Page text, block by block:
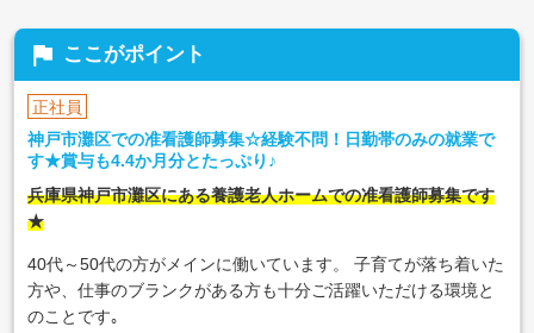
flag ここがポイント
正社員
神戸市灘区での准看護師募集☆経験不問！日勤帯のみの就業で
す★賞与も4.4か月分とたっぷり♪
兵庫県神戸市灘区にある養護老人ホームでの准看護師募集です
★
40代～50代の方がメインに働いています。 子育てが落ち着いた
方や、仕事のブランクがある方も十分ご活躍いただける環境と
のことです｡